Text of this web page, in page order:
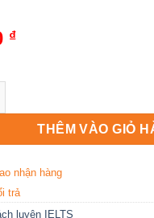
₫
listening dictation vol 1 -
THÊM VÀO GIỎ
nhận hàng
trả
luyện IELTS